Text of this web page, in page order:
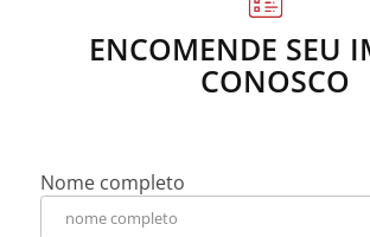
ENCOMENDE SEU
CONOSCO
Nome completo